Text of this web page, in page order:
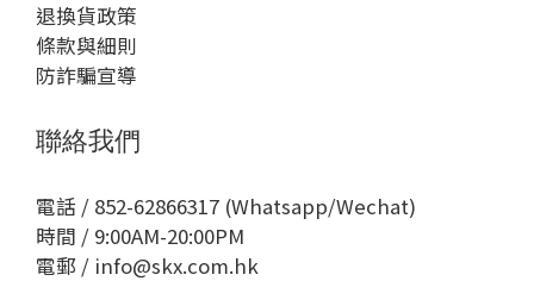
退換貨政策
條款與細則
防詐騙宣導
聯絡我們
電話 / 852-62866317 (Whatsapp/Wechat)
時間 / 9:00AM-20:00PM
電郵 / info@skx.com.hk